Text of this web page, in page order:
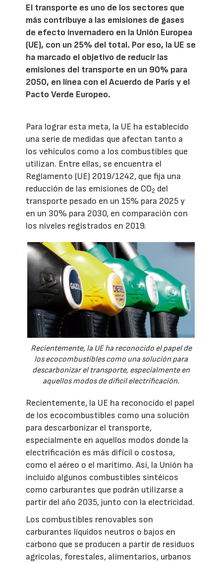
El transporte es uno de los sectores que
más contribuye a las emisiones de gases
de efecto invernadero en la Unión Europea
(UE), con un 25% del total. Por eso, la UE se
ha marcado el objetivo de reducir las
emisiones del transporte en un 90% para
2050, en línea con el Acuerdo de París y el
Pacto Verde Europeo.
Para lograr esta meta, la UE ha establecido
una serie de medidas que afectan tanto a
los vehículos como a los combustibles que
utilizan. Entre ellas, se encuentra el
Reglamento (UE) 2019/1242, que fija una
reducción de las emisiones de CO2 del
transporte pesado en un 15% para 2025 y
en un 30% para 2030, en comparación con
los niveles registrados en 2019.
Recientemente, la UE ha reconocido el papel de
los ecocombustibles como una solución para
descarbonizar el transporte, especialmente en
aquellos modos de dificil electrificación.
Recientemente, la UE ha reconocido el papel
de los ecocombustibles como una solución
para descarbonizar el transporte,
especialmente en aquellos modos donde la
electrificación es más difícil o costosa,
como el aéreo o el marítimo. Así, la Unión ha
incluido algunos combustibles sintéicos
como carburantes que podrán utilizarse a
partir del año 2035, junto con la electricidad.
Los combustibles renovables son
carburantes líquidos neutros o bajos en
carbono que se producen a partir de residuos
agrícolas, forestales, alimentarios, urbanos